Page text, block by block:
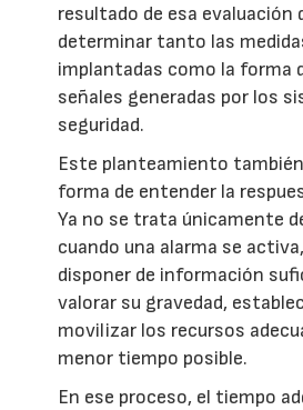
resultado de esa evaluación
determinar tanto las
implantadas como la forma
señales generadas por los
seguridad.
Este planteamiento
forma de entender la
Ya no se trata únicamente
cuando una alarma se
disponer de información
valorar su gravedad,
movilizar los recursos
menor tiempo posible.
En ese proceso, el tiempo